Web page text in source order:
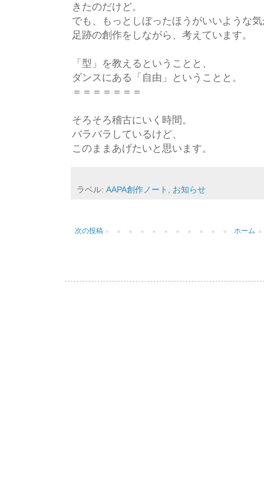
きたのだけど。
でも、もっとしぼったほうがいいような
足跡の創作をしながら、考えています。
「型」を教えるということと、
ダンスにある「自由」ということと。
＝＝＝＝＝＝＝
そろそろ稽古にいく時間。
バラバラしているけど、
このままあげたいと思います。
ラベル: AAPA創作ノート , お知らせ
次の投稿 ホーム